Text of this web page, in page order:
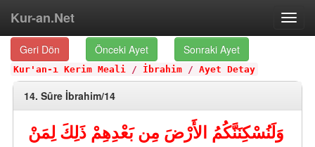
Kur-an.Net
Geri Dön Önceki Ayet Sonraki Ayet
Kur'an-ı Kerim Meali / İbrahim / Ayet Detay
14. Sûre İbrahim/14
وَلَنُسْكِنَنَّكُمُ الأَرْضَ مِن بَعْدِهِمْ ذَلِكَ لِمَنْ